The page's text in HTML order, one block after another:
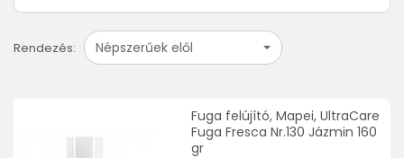
Rendezés: Népszerűek elől
Fuga felújító, Mapei, UltraCare
Fuga Fresca Nr.130 Jázmin 160
gr